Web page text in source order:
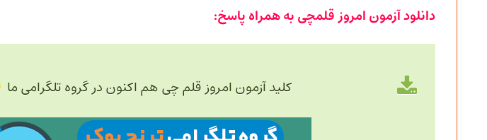
دانلود آزمون امروز قلمچی به همراه پاسخ:
کلید آزمون امروز قلم چی هم اکنون در گروه تلگرامی ما